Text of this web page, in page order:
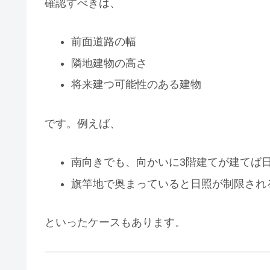
確認すべきは、
前面道路の幅
隣地建物の高さ
将来建つ可能性のある建物
です。例えば、
南向きでも、向かいに3階建てが建てば
旗竿地で奥まっていると日照が制限され
といったケースもあります。